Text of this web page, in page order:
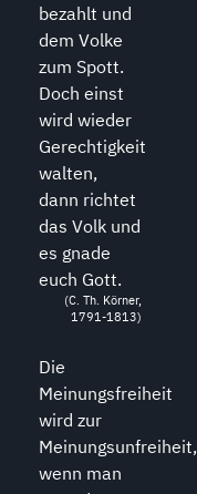
bezahlt und
dem Volke
zum Spott.
Doch einst
wird wieder
Gerechtigkeit
walten,
dann richtet
das Volk und
es gnade
euch Gott.
(C. Th. Körner,
1791-1813)
Die
Meinungsfreiheit
wird zur
Meinungsunfreiheit,
wenn man